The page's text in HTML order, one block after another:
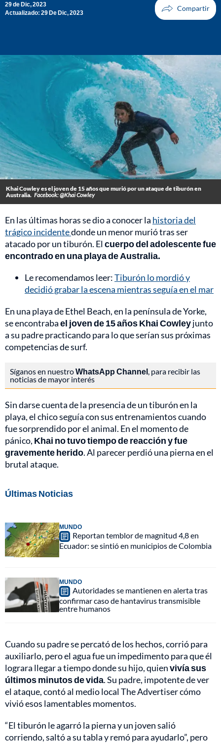
29 de Dic, 2023
Actualizado: 29 De Dic, 2023
Khai Cowley es el joven de 15 años que murió por un ataque de tiburón en
Australia. Facebook: @Khai Cowley
En las últimas horas se dio a conocer la historia del
trágico incidentedonde un menor murió tras ser
atacado por un tiburón. Elcuerpo del adolescente fue
encontrado en una playa de Australia.
Le recomendamos leer:Tiburón lo mordió y
decidió grabar la escena mientras seguía en el mar
En una playa de Ethel Beach, en la península de Yorke,
se encontrabael joven de 15 años Khai Cowleyjunto
a su padre practicando para lo que serían sus próximas
competencias de surf.
Síganos en nuestroWhatsApp Channel, para recibir las
noticias de mayor interés
Sin darse cuenta de la presencia de un tiburón en la
playa, el chico seguía con sus entrenamientos cuando
fue sorprendido por el animal. En el momento de
pánico, Khai no tuvo tiempo de reacción y fue
gravemente herido. Al parecer perdió una pierna en el
brutal ataque.
Últimas Noticias
MUNDO
Reportan temblor de magnitud 4,8 en
Ecuador: se sintió en municipios de Colombia
MUNDO
Autoridades se mantienen en alerta tras
confirmar caso de hantavirus transmisible
entre humanos
Cuando su padre se percató de los hechos, corrió para
auxiliarlo, pero el agua fue un impedimento para que él
lograra llegar a tiempo donde su hijo, quienvivía sus
últimos minutos de vida. Su padre, impotente de ver
el ataque, contó al medio local The Advertiser cómo
vivió esos lamentables momentos.
“El tiburón le agarró la pierna y un joven salió
corriendo, saltó a su tabla y remó para ayudarlo”, pero